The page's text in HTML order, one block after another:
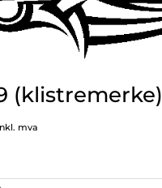
(klistremerke)
mva